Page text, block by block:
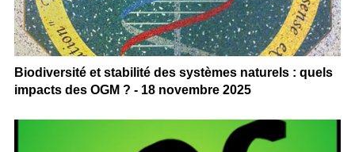
Biodiversité et stabilité des systèmes naturels : quels
impacts des OGM ? - 18 novembre 2025